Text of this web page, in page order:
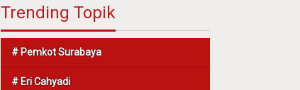
Trending Topik
# Pemkot Surabaya
# Eri Cahyadi